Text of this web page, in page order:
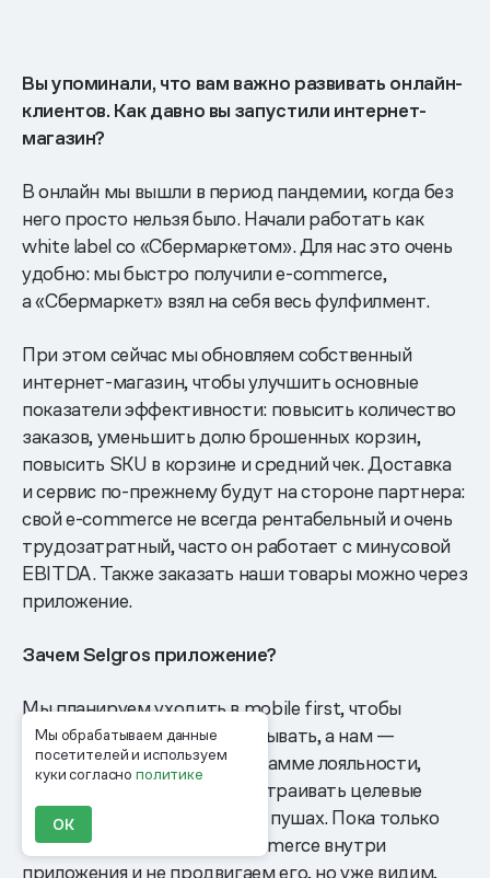
Мы обрабатываем данные
посетителей и используем
куки согласнополитике
ОК
Вы упоминали, что вам важно развивать онлайн-
клиентов. Как давно вы запустили интернет-
магазин?
В онлайн мы вышли в период пандемии, когда без
него просто нельзя было. Начали работать как
white label со «Сбермаркетом». Для нас это очень
удобно: мы быстро получили e-commerce,
а «Сбермаркет» взял на себя весь фулфилмент.
При этом сейчас мы обновляем собственный
интернет-магазин, чтобы улучшить основные
показатели эффективности: повысить количество
заказов, уменьшить долю брошенных корзин,
повысить SKU в корзине и средний чек. Доставка
и сервис по-прежнему будут на стороне партнера:
свой e-commerce не всегда рентабельный и очень
трудозатратный, часто он работает с минусовой
EBITDA. Также заказать наши товары можно через
приложение.
Зачем Selgros приложение?
Мы планируем уходить в mobile first, чтобы
клиенту было удобнее заказывать, а нам —
регистрировать его в программе лояльности,
обогащать его данные и настраивать целевые
коммуникации в мобильных пушах. Пока только
строим полноценный e-commerce внутри
приложения и не продвигаем его, но уже видим,